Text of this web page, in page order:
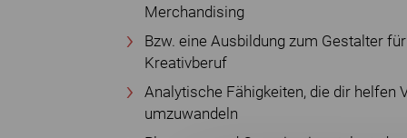
Merchandising
Bzw. eine Ausbildung zum Gestalter
Kreativberuf
Analytische Fähigkeiten, die dir helfen
umzuwandeln